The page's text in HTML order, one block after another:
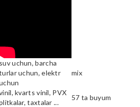
suv uchun, barcha
uchun, elektr
mix
kvarts vinil, PVX
taxtalar ...
57 ta buyum